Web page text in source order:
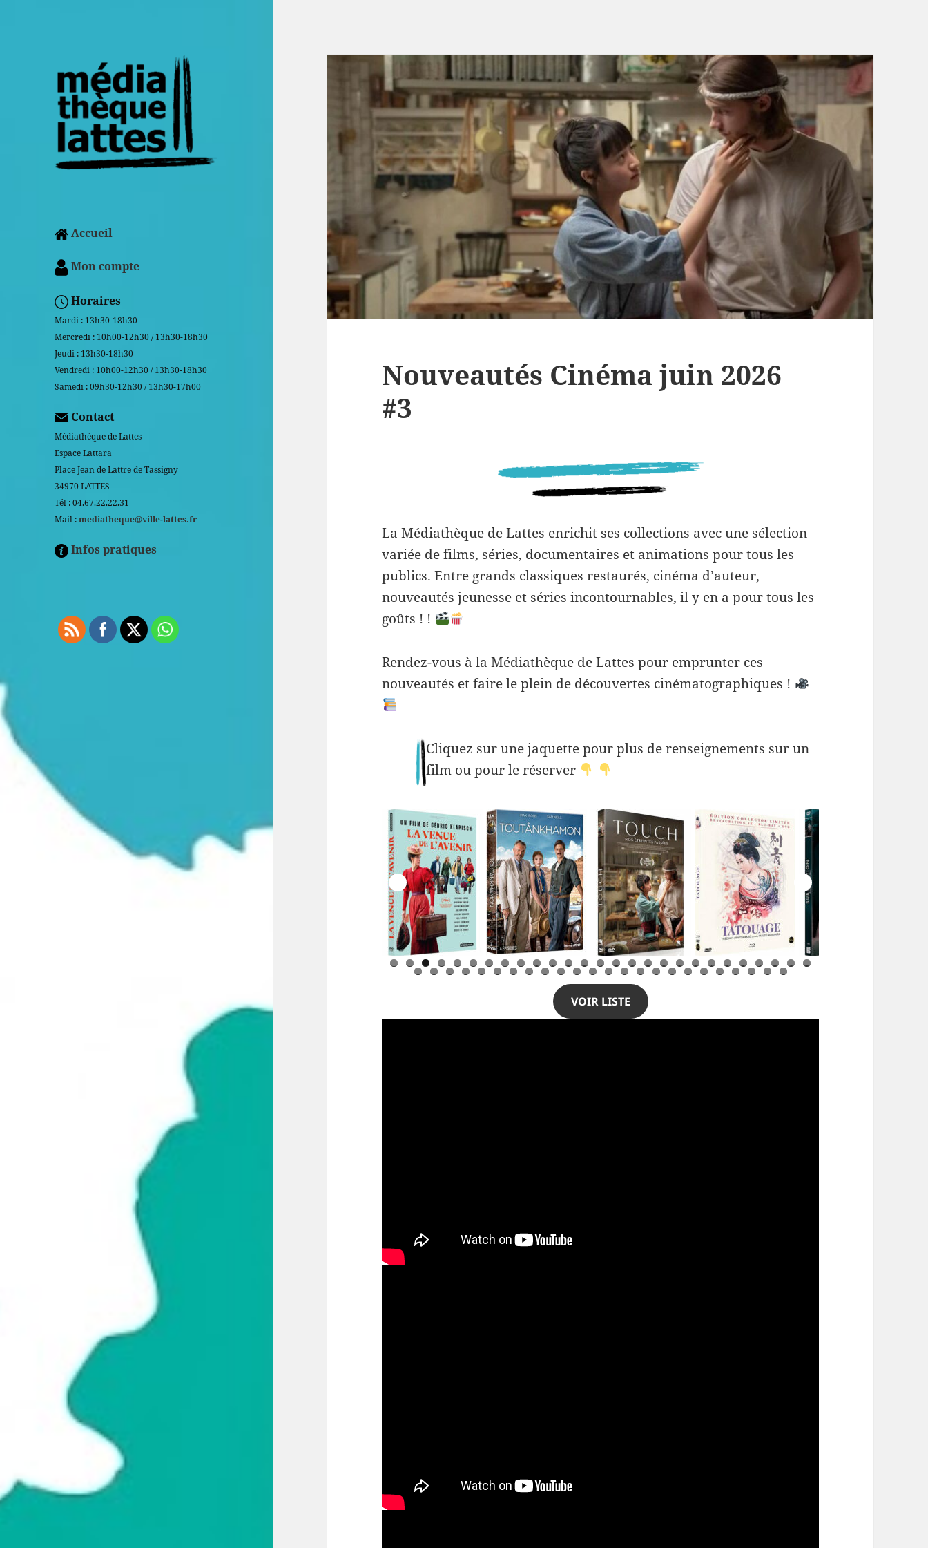
Accueil
Mon compte
Horaires
Mardi : 13h30-18h30
Mercredi : 10h00-12h30 / 13h30-18h30
Jeudi : 13h30-18h30
Vendredi : 10h00-12h30 / 13h30-18h30
Samedi : 09h30-12h30 / 13h30-17h00
Contact
Médiathèque de Lattes
Espace Lattara
Place Jean de Lattre de Tassigny
34970 LATTES
Tél : 04.67.22.22.31
Mail :mediatheque@ville-lattes.fr
Infos pratiques
Nouveautés Cinéma juin 2026
#3
La Médiathèque de Lattes enrichit ses collections avec une sélection
variée de films, séries, documentaires et animations pour tous les
publics. Entre grands classiques restaurés, cinéma d’auteur,
nouveautés jeunesse et séries incontournables, il y en a pour tous les
goûts ! !
Rendez-vous à la Médiathèque de Lattes pour emprunter ces
nouveautés et faire le plein de découvertes cinématographiques !
Cliquez sur une jaquette pour plus de renseignements sur un
film ou pour le réserver
0 1 2 3 4 5 6 7 8 9 0 1 2 3 4 5 6 7
8 9 0 1 2 3 4 5 6 7 8 9 0 1 2 3 4 5 6 7 8 9 0 1
VOIR LISTE